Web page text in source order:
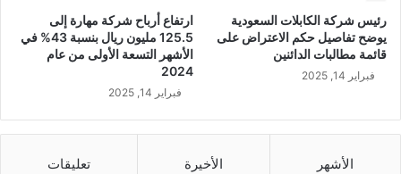
ن
ح
ر
رئيس شركة الكابلات السعودية
يوضح تفاصيل حكم الاعتراض على
قائمة مطالبات الدائنين
فبراير 14, 2025
ارتفاع أرباح شركة مهارة إلى
125.5 مليون ريال بنسبة 43% في
الأشهر التسعة الأولى من عام
2024
فبراير 14, 2025
الأشهر الأخيرة تعليقات